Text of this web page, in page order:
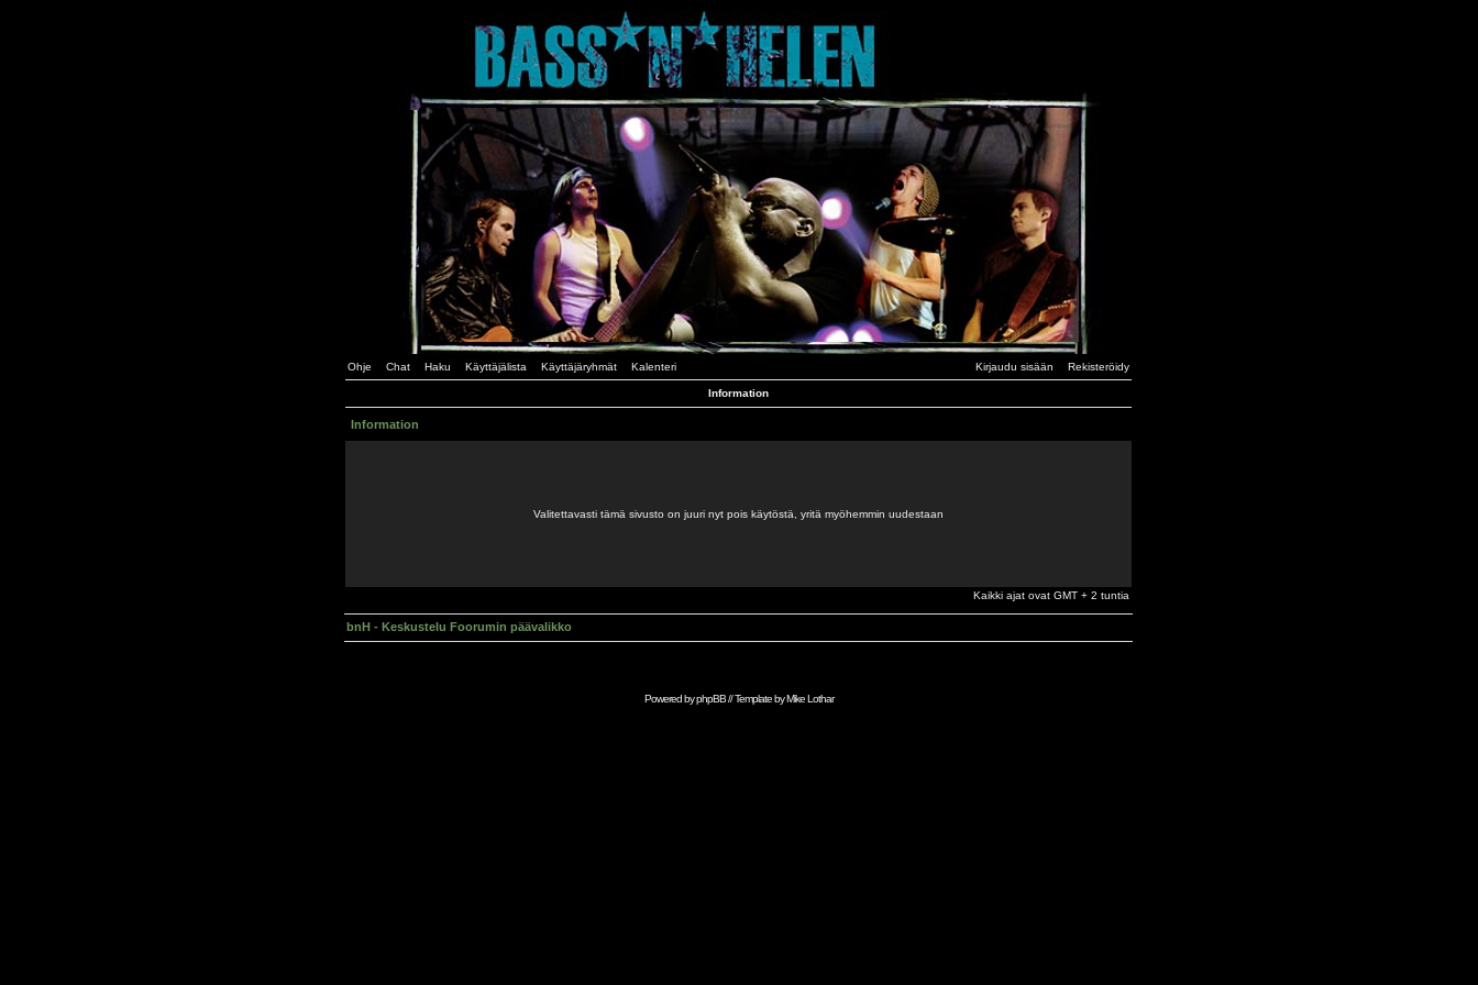
Ohje Chat Haku Käyttäjälista Käyttäjäryhmät Kalenteri Kirjaudu sisään Rekisteröidy
Information
Information
Valitettavasti tämä sivusto on juuri nyt pois käytöstä, yritä myöhemmin uudestaan
Kaikki ajat ovat GMT + 2 tuntia
bnH - Keskustelu Foorumin päävalikko
Powered byphpBB// Template byMike Lothar